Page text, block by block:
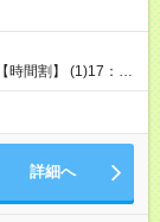
時間割】 (1)17：00
週1日・1
は完全撤収です◎
詳細へ